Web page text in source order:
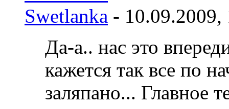
Swetlanka - 10.09.2009,
Да-а.. нас это
кажется так все по
заляпано... Главное